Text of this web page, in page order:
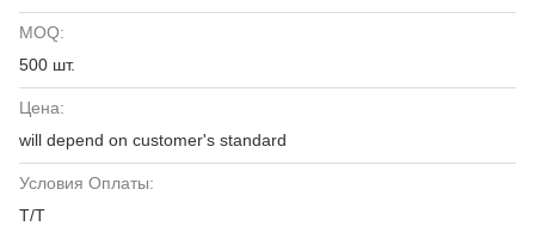
MOQ:
500 шт.
Цена:
will depend on customer's standard
Условия Оплаты:
T/T